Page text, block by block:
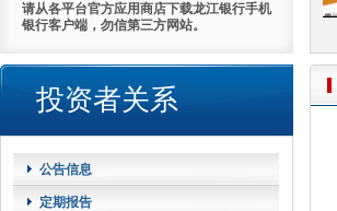
请从各平台官方应用商店下载龙江银行手机
银行客户端，勿信第三方网站。
投资者关系
公告信息
定期报告
小龙人社区银行